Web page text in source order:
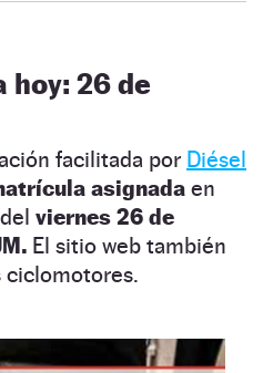
26 de
facilitada por Diésel
asignada en
viernes 26 de
El sitio web también
ciclomotores.